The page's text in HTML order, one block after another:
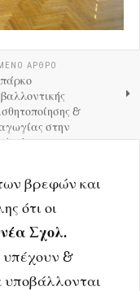
ΑΡΘΡΟ
&
στην
βρεφών και
ότι οι
Σχολ.
υπέχουν &
υποβάλλονται